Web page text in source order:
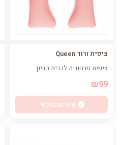
ציפית ורוד Queen
ציפית פרחונית לכרית הריון
₪99
אזל מהמלאי